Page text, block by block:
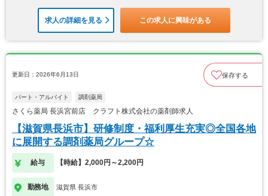
求人の詳細を見る この求人に興味がある
更新日：2026年6月13日 保存する
パート・アルバイト 調剤薬局
さくら薬局 長浜宮前店 クラフト株式会社の薬剤師求人
【滋賀県長浜市】研修制度・福利厚生充実◎全国各地
に展開する調剤薬局グループ☆
給与 【時給】2,000円～2,200円
勤務地 滋賀県 長浜市